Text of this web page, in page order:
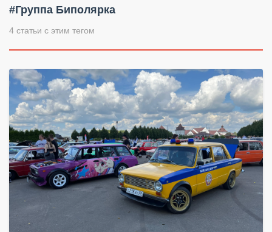
#Группа Биполярка
4 статьи с этим тегом